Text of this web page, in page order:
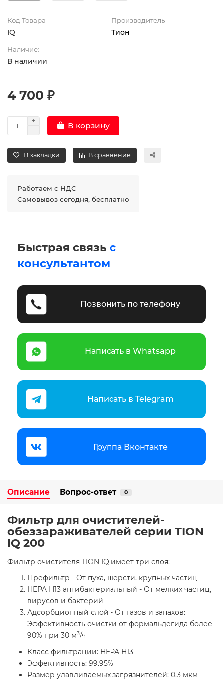
Код Товара
IQ
Производитель
Тион
Наличие:
В наличии
4 700 ₽
В корзину
В закладки В сравнение
Работаем с НДС
Самовывоз сегодня, бесплатно
Быстрая связь с
консультантом
Позвонить по телефону
Написать в Whatsapp
Написать в Telegram
Группа Вконтакте
Описание Вопрос-ответ 0
Фильтр для очистителей-
обеззараживателей серии TION
IQ 200
Фильтр очистителя TION IQ имеет три слоя:
Префильтр - От пуха, шерсти, крупных частиц
HEPA H13 антибактериальный - От мелких частиц,
вирусов и бактерий
Адсорбционный слой - От газов и запахов:
Эффективность очистки от формальдегида более
90% при 30 м3/ч
Класс фильтрации: HEPA H13
Эффективность: 99.95%
Размер улавливаемых загрязнителей: 0.3 мкм